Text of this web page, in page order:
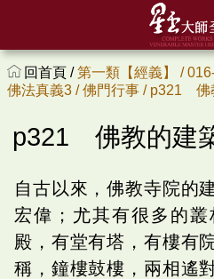
回首頁 /第一類【經義】 /
佛法真義3 /佛門行事 / p321 佛
p321 佛教的建
自古以來，佛教寺院的
宏偉；尤其有很多的
殿，有堂有塔，有樓有
稱，鐘樓鼓樓，兩相遙